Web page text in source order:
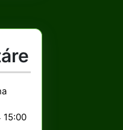
15:00